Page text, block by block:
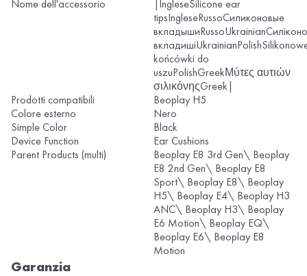
Nome dell'accessorio
|IngleseSilicone ear
tipsIngleseRussoСиликоновые
końcówki do
uszuPolishGreekΜύτες αυτιών
σιλικόνηςGreek|
Prodotti compatibili
Beoplay H5
Colore esterno
Nero
Simple Color
Black
Device Function
Ear Cushions
Parent Products (multi)
Beoplay E8 3rd Gen\ Beoplay
E8 2nd Gen\ Beoplay E8
Sport\ Beoplay E8\ Beoplay
H5\ Beoplay E4\ Beoplay H3
ANC\ Beoplay H3\ Beoplay
E6 Motion\ Beoplay EQ\
Beoplay E6\ Beoplay E8
Motion
Garanzia